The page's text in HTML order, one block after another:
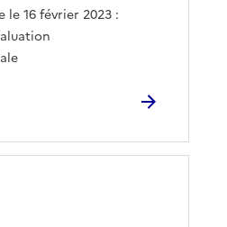
le 16 février 2023 :